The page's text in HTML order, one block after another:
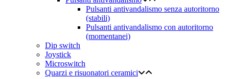
Pulsanti antivandalismo senza autoritorno
(stabili)
Pulsanti antivandalismo con autoritorno
(momentanei)
Dip switch
Joystick
Microswitch
Quarzi e risuonatori ceramici